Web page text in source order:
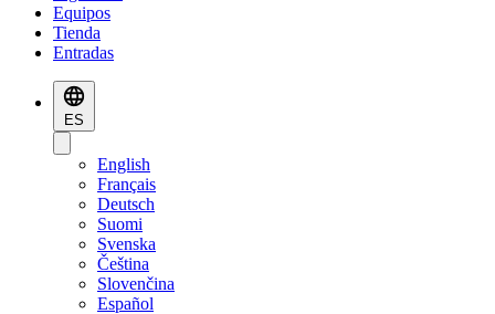
Equipos
Tienda
Entradas
ES
English
Français
Deutsch
Suomi
Svenska
Čeština
Slovenčina
Español